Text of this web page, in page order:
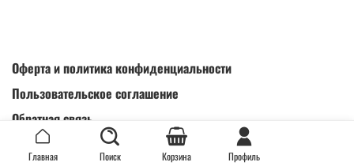
Оферта и политика конфиденциальности
Пользовательское соглашение
Обратная связь
Интернет-магазин создан на inSales
Главная Поиск Корзина Профиль